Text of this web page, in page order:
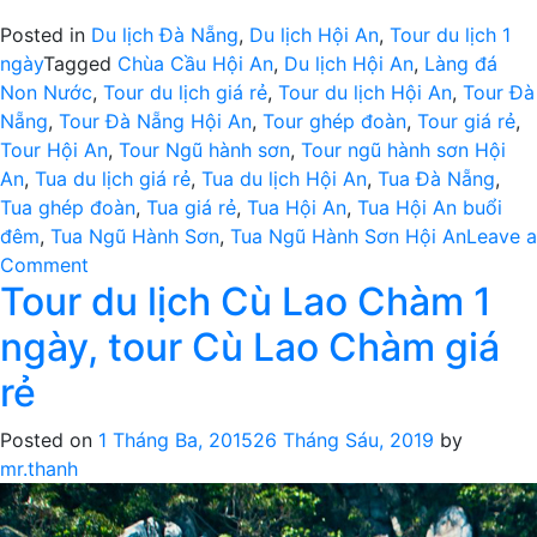
Posted in Du lịch Đà Nẵng, Du lịch Hội An, Tour du lịch 1
ngàyTagged Chùa Cầu Hội An, Du lịch Hội An, Làng đá
Non Nước, Tour du lịch giá rẻ, Tour du lịch Hội An, Tour Đà
Nẵng, Tour Đà Nẵng Hội An, Tour ghép đoàn, Tour giá rẻ,
Tour Hội An, Tour Ngũ hành sơn, Tour ngũ hành sơn Hội
An, Tua du lịch giá rẻ, Tua du lịch Hội An, Tua Đà Nẵng,
Tua ghép đoàn, Tua giá rẻ, Tua Hội An, Tua Hội An buổi
đêm, Tua Ngũ Hành Sơn, Tua Ngũ Hành Sơn Hội AnLeave a
Comment
Tour
du
lịch
–
An
1
Tour du lịch Cù Lao Chàm 1
ngày, tour Cù Lao Chàm giá
rẻ
Posted on 1 Tháng Ba, 201526 Tháng Sáu, 2019 by
mr.thanh